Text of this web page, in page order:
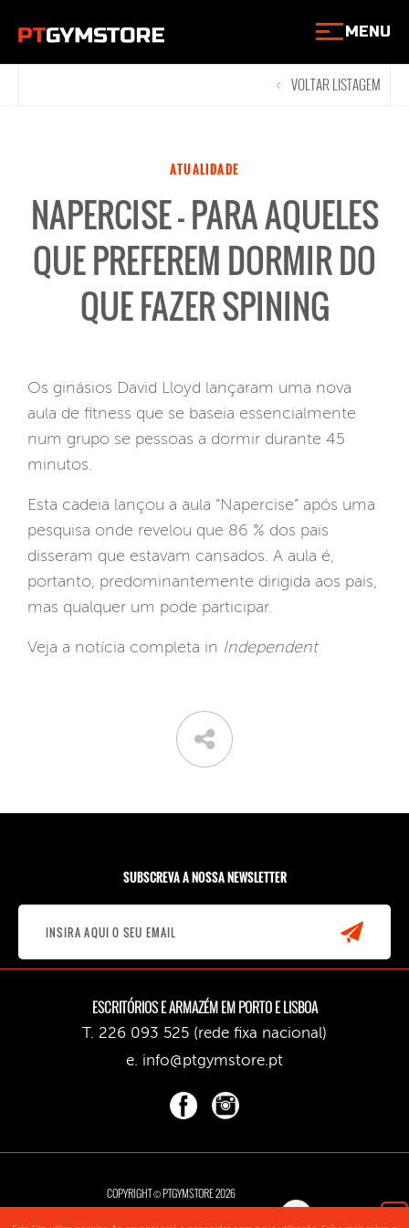
MENU
< VOLTAR LISTAGEM
ATUALIDADE
NAPERCISE – PARA AQUELES
QUE PREFEREM DORMIR DO
QUE FAZER SPINING
Os ginásios David Lloyd lançaram uma nova
aula de fitness que se baseia essencialmente
num grupo se pessoas a dormir durante 45
minutos.
Esta cadeia lançou a aula “Napercise” após uma
pesquisa onde revelou que 86 % dos pais
disseram que estavam cansados. A aula é,
portanto, predominantemente dirigida aos pais,
mas qualquer um pode participar.
Veja a notícia completa in Independent
SUBSCREVA A NOSSA NEWSLETTER
ESCRITÓRIOS E ARMAZÉM EM PORTO E LISBOA
T. 226 093 525 (rede fixa nacional)
e. info@ptgymstore.pt
COPYRIGHT © PTGYMSTORE 2026